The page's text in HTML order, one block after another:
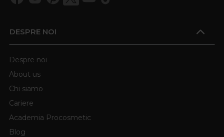
DESPRE NOI
Despre noi
About us
Chi siamo
Cariere
Academia Procosmetic
Blog